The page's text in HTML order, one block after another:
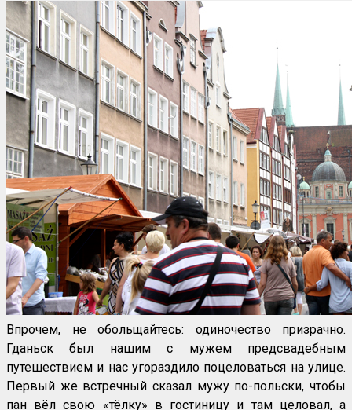
Впрочем, не обольщайтесь: одиночество призрачно.
Гданьск был нашим с мужем предсвадебным
путешествием и нас угораздило поцеловаться на улице.
Первый же встречный сказал мужу по-польски, чтобы
пан вёл свою «тёлку» в гостиницу и там целовал, а